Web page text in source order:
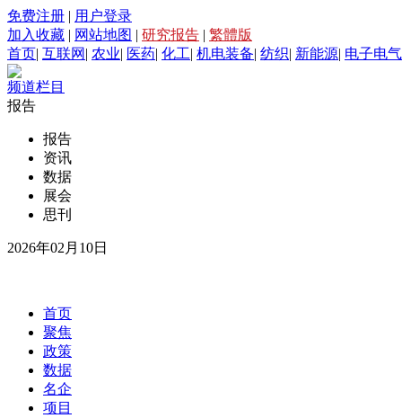
免费注册 | 用户登录
加入收藏 | 网站地图 | 研究报告 | 繁體版
首页| 互联网 | 农业| 医药| 化工| 机电装备| 纺织| 新能源| 电子电气
频道栏目
报告
报告
资讯
数据
展会
思刊
2026年02月10日
首页
聚焦
政策
数据
名企
项目